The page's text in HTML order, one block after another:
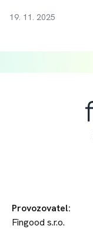
19. 11. 2025
Provozovatel:
Fingood s.r.o.